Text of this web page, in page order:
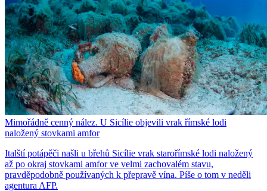
Mimořádně cenný nález. U Sicílie objevili vrak římské lodi
naložený stovkami amfor
Italští potápěči našli u břehů Sicílie vrak starořímské lodi naložený
až po okraj stovkami amfor ve velmi zachovalém stavu,
pravděpodobně používaných k přepravě vína. Píše o tom v neděli
agentura AFP.